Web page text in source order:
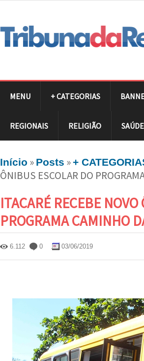
MENU + CATEGORIAS
REGIONAIS RELIGIÃO SAÚDE
Início » Posts »+
ÔNIBUS ESCOLAR DO
ITACARÉ RECEBE
PROGRAMA CAMINHO
6.112 0 03/06/2019